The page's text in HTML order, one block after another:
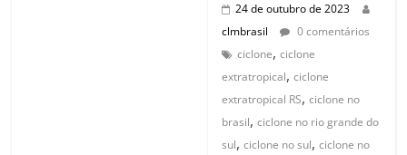
24 de outubro de 2023
clmbrasil
0 comentários
ciclone,ciclone
extratropical,ciclone
extratropical RS,ciclone no
brasil,ciclone no rio grande do
sul,ciclone no sul,ciclone no